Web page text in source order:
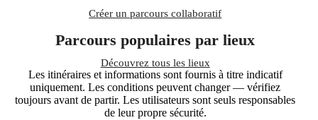
Créer un parcours collaboratif
Parcours populaires par lieux
Découvrez tous les lieux
Les itinéraires et informations sont fournis à titre indicatif
uniquement. Les conditions peuvent changer — vérifiez
toujours avant de partir. Les utilisateurs sont seuls responsables
de leur propre sécurité.